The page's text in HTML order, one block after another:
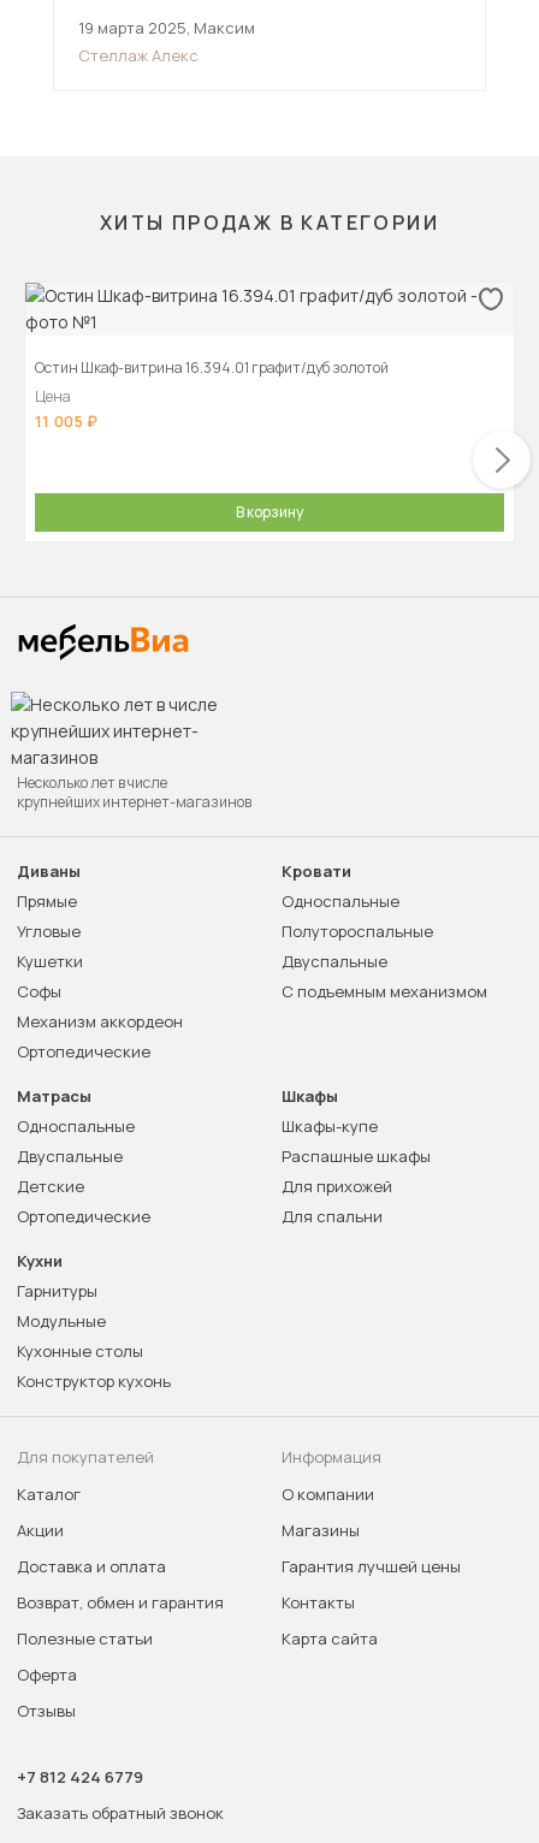
19 марта 2025, Максим
Стеллаж Алекс
ХИТЫ ПРОДАЖ В КАТЕГОРИИ
Остин Шкаф-витрина 16.394.01 графит/дуб золотой
Цена
11 005
В корзину
Несколько лет в числе
крупнейших интернет-магазинов
Диваны
Прямые
Угловые
Кушетки
Софы
Механизм аккордеон
Ортопедические
Кровати
Односпальные
Полутороспальные
Двуспальные
С подъемным механизмом
Матрасы
Односпальные
Двуспальные
Детские
Ортопедические
Шкафы
Шкафы-купе
Распашные шкафы
Для прихожей
Для спальни
Кухни
Гарнитуры
Модульные
Кухонные столы
Конструктор кухонь
Для покупателей
Каталог
Акции
Доставка и оплата
Возврат, обмен и гарантия
Полезные статьи
Оферта
Отзывы
Информация
О компании
Магазины
Гарантия лучшей цены
Контакты
Карта сайта
+7 812 424 6779
Заказать обратный звонок